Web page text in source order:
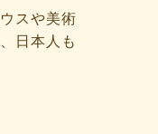
スや美術
日本人も